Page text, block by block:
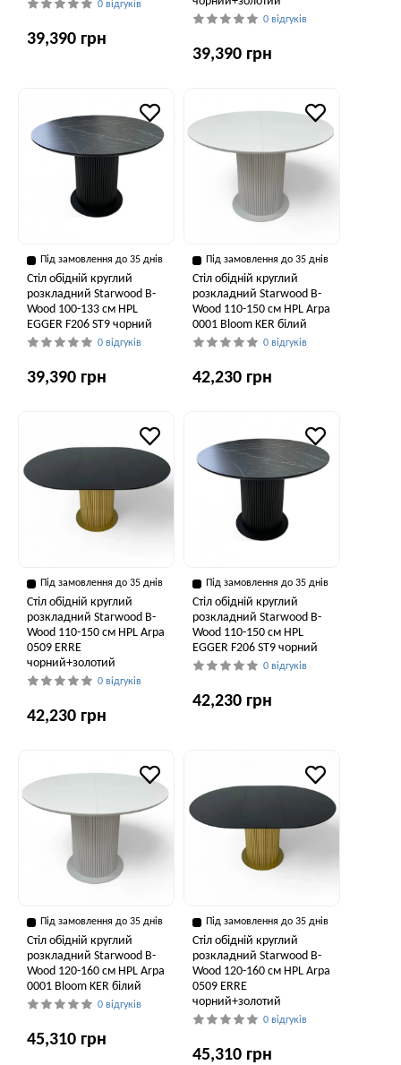
0 відгуків
39,390 грн
0 відгуків
39,390 грн
Під замовлення до 35 днів
Стіл обідній круглий
розкладний Starwood B-
Wood 100-133 см HPL
EGGER F206 ST9 чорний
0 відгуків
39,390 грн
Під замовлення до 35 днів
Стіл обідній круглий
розкладний Starwood B-
Wood 110-150 см HPL Arpa
0001 Bloom KER білий
0 відгуків
42,230 грн
Під замовлення до 35 днів
Стіл обідній круглий
розкладний Starwood B-
Wood 110-150 см HPL Arpa
0509 ERRE
чорний+золотий
0 відгуків
42,230 грн
Під замовлення до 35 днів
Стіл обідній круглий
розкладний Starwood B-
Wood 110-150 см HPL
EGGER F206 ST9 чорний
0 відгуків
42,230 грн
Під замовлення до 35 днів
Стіл обідній круглий
розкладний Starwood B-
Wood 120-160 см HPL Arpa
0001 Bloom KER білий
0 відгуків
45,310 грн
Під замовлення до 35 днів
Стіл обідній круглий
розкладний Starwood B-
Wood 120-160 см HPL Arpa
0509 ERRE
чорний+золотий
0 відгуків
45,310 грн